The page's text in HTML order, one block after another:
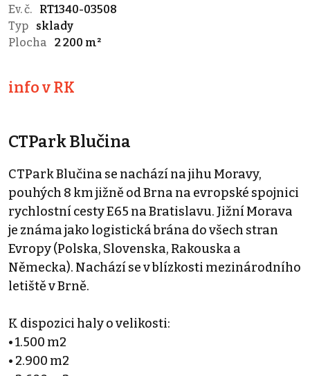
Ev. č.
RT1340-03508
Typ
sklady
Plocha
2 200 m²
info v RK
CTPark Blučina
CTPark Blučina se nachází na jihu Moravy,
pouhých 8 km jižně od Brna na evropské spojnici
rychlostní cesty E65 na Bratislavu. Jižní Morava
je známa jako logistická brána do všech stran
Evropy (Polska, Slovenska, Rakouska a
Německa). Nachází se v blízkosti mezinárodního
letiště v Brně.
K dispozici haly o velikosti:
• 1.500 m2
• 2.900 m2